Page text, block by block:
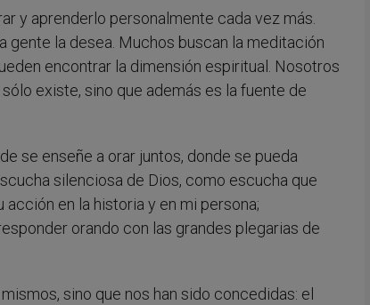
y aprenderlo personalmente cada vez más.
gente la desea. Muchos buscan la meditación
encontrar la dimensión espiritual. Nosotros
existe, sino que además es la fuente de
se enseñe a orar juntos, donde se pueda
silenciosa de Dios, como escucha que
en la historia y en mi persona;
orando con las grandes plegarias de
sino que nos han sido concedidas: el